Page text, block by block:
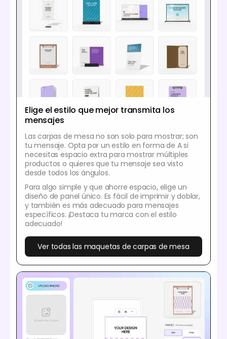
Elige el estilo que mejor transmita los
mensajes
Las carpas de mesa no son solo para mostrar; son
tu mensaje. Opta por un estilo en forma de A si
necesitas espacio extra para mostrar múltiples
productos o quieres que tu mensaje sea visto
desde todos los ángulos.
Para algo simple y que ahorre espacio, elige un
diseño de panel único. Es fácil de imprimir y doblar,
y también es más adecuado para mensajes
específicos. ¡Destaca tu marca con el estilo
adecuado!
Ver todas las maquetas de carpas de mesa